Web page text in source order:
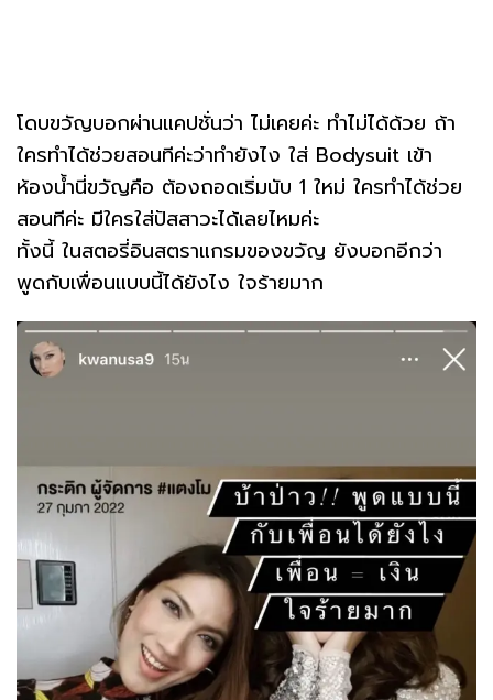
โดบขวัญบอกผ่านแคปชั่นว่า ไม่เคยค่ะ ทำไม่ได้ด้วย ถ้า
ใครทำได้ช่วยสอนทีค่ะว่าทำยังไง ใส่ Bodysuit เข้า
ห้องน้ำนี่ขวัญคือ ต้องถอดเริ่มนับ 1 ใหม่ ใครทำได้ช่วย
สอนทีค่ะ มีใครใส่ปัสสาวะได้เลยไหมค่ะ
ทั้งนี้ ในสตอรี่อินสตราแกรมของขวัญ ยังบอกอีกว่า
พูดกับเพื่อนแบบนี้ได้ยังไง ใจร้ายมาก